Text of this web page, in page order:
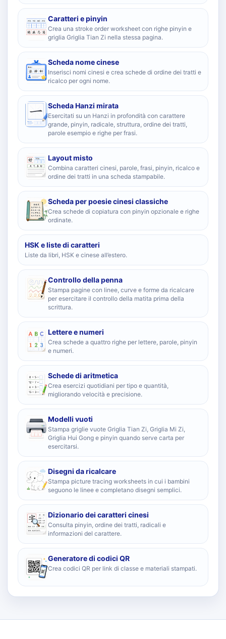
Caratteri e pinyin
Crea una stroke order worksheet con righe pinyin e
griglia Griglia Tian Zi nella stessa pagina.
Scheda nome cinese
Inserisci nomi cinesi e crea schede di ordine dei tratti e
ricalco per ogni nome.
Scheda Hanzi mirata
Esercitati su un Hanzi in profondità con carattere
grande, pinyin, radicale, struttura, ordine dei tratti,
parole esempio e righe per frasi.
Layout misto
Combina caratteri cinesi, parole, frasi, pinyin, ricalco e
ordine dei tratti in una scheda stampabile.
Scheda per poesie cinesi classiche
Crea schede di copiatura con pinyin opzionale e righe
ordinate.
HSK e liste di caratteri
Liste da libri, HSK e cinese all’estero.
Controllo della penna
Stampa pagine con linee, curve e forme da ricalcare
per esercitare il controllo della matita prima della
scrittura.
Lettere e numeri
Crea schede a quattro righe per lettere, parole, pinyin
e numeri.
Schede di aritmetica
Crea esercizi quotidiani per tipo e quantità,
migliorando velocità e precisione.
Modelli vuoti
Stampa griglie vuote Griglia Tian Zi, Griglia Mi Zi,
Griglia Hui Gong e pinyin quando serve carta per
esercitarsi.
Disegni da ricalcare
Stampa picture tracing worksheets in cui i bambini
seguono le linee e completano disegni semplici.
Dizionario dei caratteri cinesi
Consulta pinyin, ordine dei tratti, radicali e
informazioni del carattere.
Generatore di codici QR
Crea codici QR per link di classe e materiali stampati.